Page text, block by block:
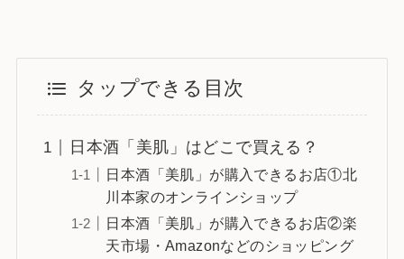
タップできる目次
日本酒「美肌」はどこで買える？
日本酒「美肌」が購入できるお店①北
川本家のオンラインショップ
日本酒「美肌」が購入できるお店②楽
天市場・Amazonなどのショッピング